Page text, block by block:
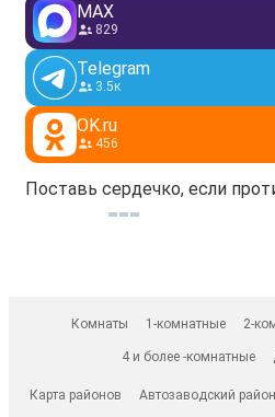
MAX
829
Telegram
3.5к
OK.ru
456
Поставь сердечко, если
Комнаты 1-комнатные 2-
4 и более -комнатные
Карта районов Автозаводский район